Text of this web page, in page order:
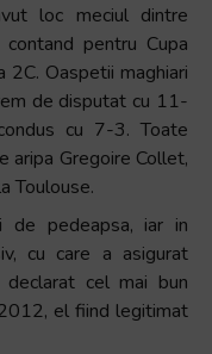
loc meciul dintre
pentru Cupa
2C. Oaspetii maghiari
de disputat cu 11-
cu 7-3. Toate
aripa Gregoire Collet,
Toulouse.
de pedeapsa, iar in
cu care a asigurat
cel mai bun
el fiind legitimat